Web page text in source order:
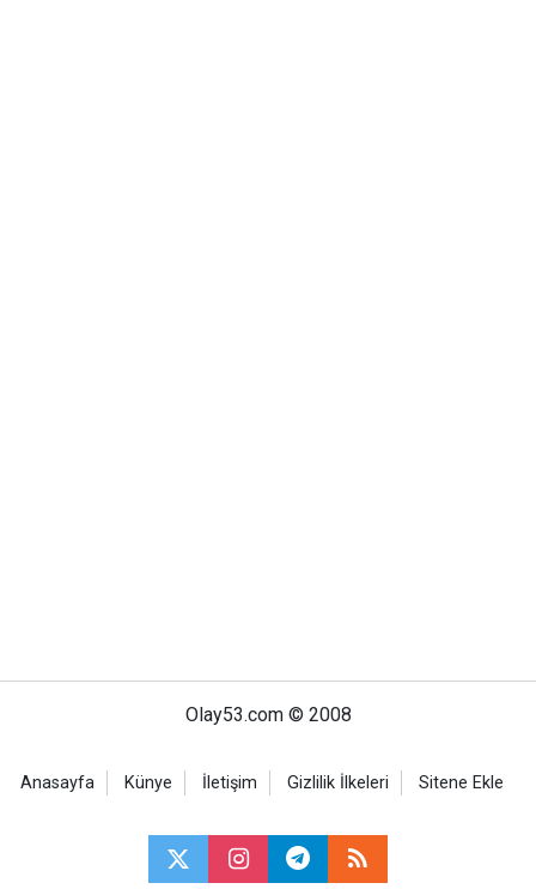
Olay53.com © 2008
Anasayfa Künye İletişim Gizlilik İlkeleri Sitene Ekle